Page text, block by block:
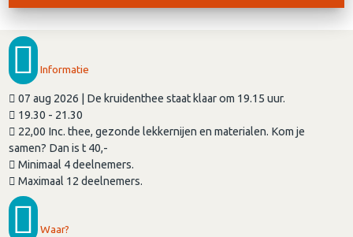
Informatie
07 aug 2026 | De kruidenthee staat klaar om 19.15 uur.
19.30 - 21.30
22,00 Inc. thee, gezonde lekkernijen en materialen. Kom je
samen? Dan is t 40,-
Minimaal 4 deelnemers.
Maximaal 12 deelnemers.
Waar?